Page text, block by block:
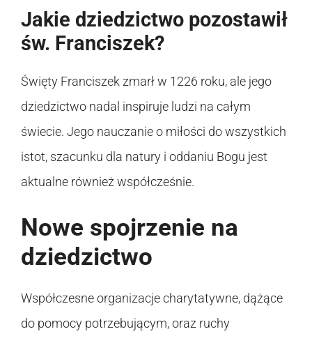
Jakie dziedzictwo pozostawił
św. Franciszek?
Święty Franciszek zmarł w 1226 roku, ale jego
dziedzictwo nadal inspiruje ludzi na całym
świecie. Jego nauczanie o miłości do wszystkich
istot, szacunku dla natury i oddaniu Bogu jest
aktualne również współcześnie.
Nowe spojrzenie na
dziedzictwo
Współczesne organizacje charytatywne, dążące
do pomocy potrzebującym, oraz ruchy